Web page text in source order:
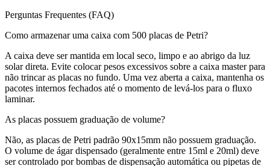
Perguntas Frequentes (FAQ)
Como armazenar uma caixa com 500 placas de Petri?
A caixa deve ser mantida em local seco, limpo e ao abrigo da luz
solar direta. Evite colocar pesos excessivos sobre a caixa master para
não trincar as placas no fundo. Uma vez aberta a caixa, mantenha os
pacotes internos fechados até o momento de levá-los para o fluxo
laminar.
As placas possuem graduação de volume?
Não, as placas de Petri padrão 90x15mm não possuem graduação.
O volume de ágar dispensado (geralmente entre 15ml e 20ml) deve
ser controlado por bombas de dispensação automática ou pipetas de